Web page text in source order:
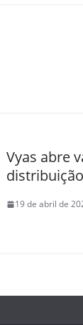
Vyas abre
19 de abril de